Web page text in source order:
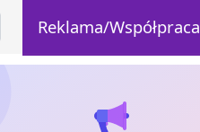
Reklama/Współpraca